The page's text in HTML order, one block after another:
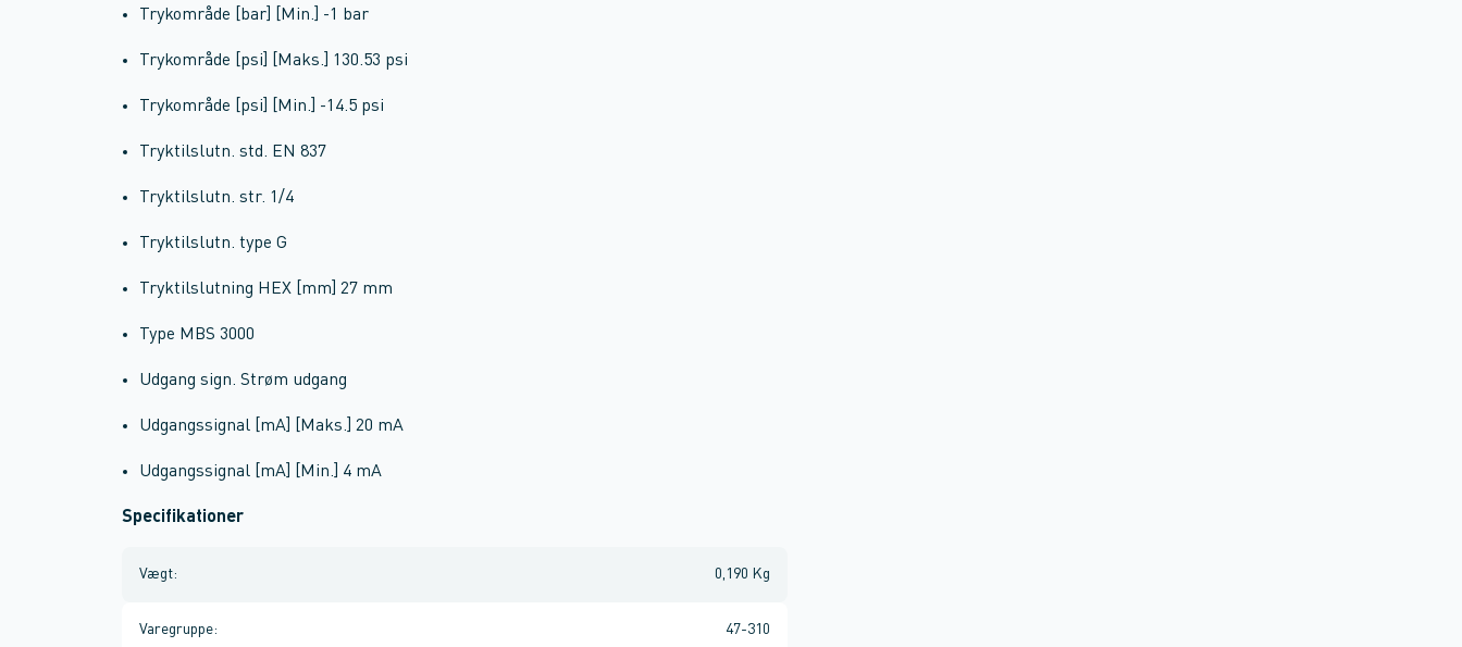
Trykområde [bar] [Min.] -1 bar
Trykområde [psi] [Maks.] 130.53 psi
Trykområde [psi] [Min.] -14.5 psi
Tryktilslutn. std. EN 837
Tryktilslutn. str. 1/4
Tryktilslutn. type G
Tryktilslutning HEX [mm] 27 mm
Type MBS 3000
Udgang sign. Strøm udgang
Udgangssignal [mA] [Maks.] 20 mA
Udgangssignal [mA] [Min.] 4 mA
Specifikationer
Vægt: 0,190 Kg
Varegruppe: 47-310